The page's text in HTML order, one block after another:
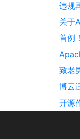
违规
关于
首例
致老
博云
开源